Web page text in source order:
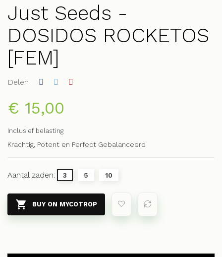
Just Seeds -
DOSIDOS ROCKETOS
[FEM]
Delen
€ 15,00
Inclusief belasting
Krachtig, Potent en Perfect Gebalanceerd
Aantal zaden: 3 5 10
 BUY ON MYCOTROP